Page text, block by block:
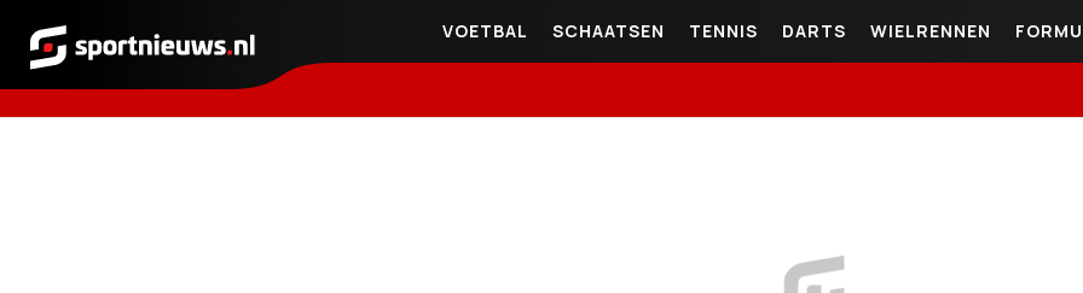
Sportnieuws.nl
VOETBAL SCHAATSEN TENNIS DARTS WIELRENNEN